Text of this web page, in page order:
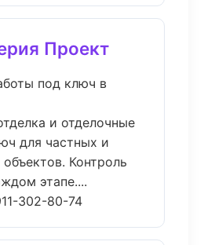
Проект
под ключ в
и отделочные
для частных и
Контроль
этапе....
302-80-74